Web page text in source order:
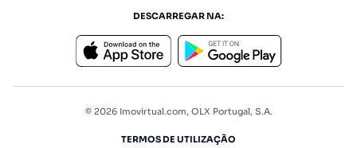
DESCARREGAR NA:
© 2026 Imovirtual.com, OLX Portugal, S.A.
TERMOS DE UTILIZAÇÃO